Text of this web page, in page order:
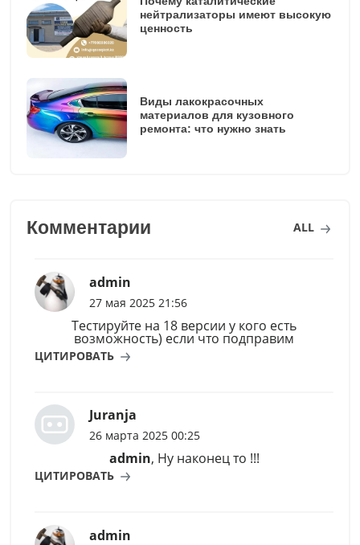
нейтрализаторы имеют высокую
ценность
Виды лакокрасочных
материалов для кузовного
ремонта: что нужно знать
Комментарии ALL
admin
27 мая 2025 21:56
Тестируйте на 18 версии у кого есть
возможность) если что подправим
ЦИТИРОВАТЬ
Juranja
26 марта 2025 00:25
admin, Ну наконец то !!!
ЦИТИРОВАТЬ
admin